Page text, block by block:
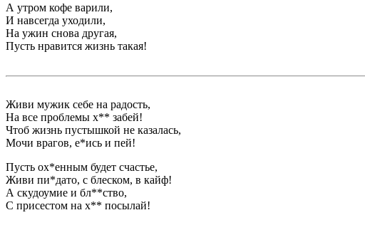
А утром кофе варили,
И навсегда уходили,
На ужин снова другая,
Пусть нравится жизнь такая!
Живи мужик себе на радость,
На все проблемы х** забей!
Чтоб жизнь пустышкой не казалась,
Мочи врагов, е*ись и пей!
Пусть ох*енным будет счастье,
Живи пи*дато, с блеском, в кайф!
А скудоумие и бл**ство,
С присестом на х** посылай!